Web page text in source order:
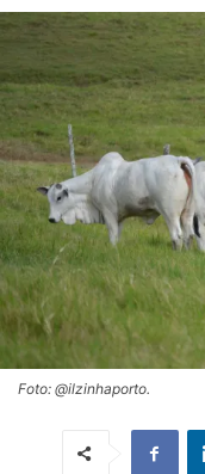
Foto: @ilzinhaporto.